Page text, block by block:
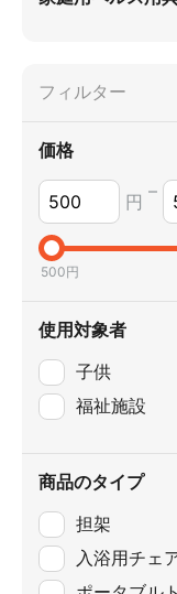
フィルター
価格
円 –
500円
使用対象者
子供
福祉施設
商品のタイプ
担架
入浴用チェ